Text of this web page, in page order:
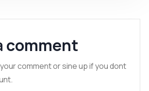
comment
comment or sine up if you dont